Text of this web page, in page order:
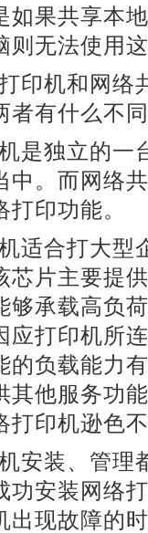
如果共享本
则无法使用
机和网络
者有什么不
独立的一
中。而网络
印功能。
合打大型
芯片主要提
够承载高负
应打印机所
的负载能力
其他服务功
打印机逊色
装、管理
功安装网络
出现故障的